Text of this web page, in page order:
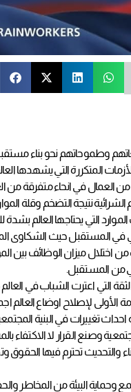
وطموحاتهم نحو بناء
المتكررة التي يشهدها
العمال في انحاء متفرقة
نتيجة التضخم وقلة
التي يحتاجها العالم
في المستقبل حيث
من المستقبل.
الثقة التي اعترت الشباب
لإصلاح اوضاع العالم
تغييرات في البنية
وصنع القرار لا الاكتفاء
تحترم فيها الحقوق
وحماية البيئة من المخاطر